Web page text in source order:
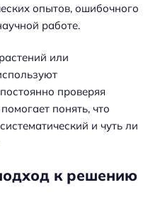
опытов, ошибочного
работе.
или
проверяя
понять, что
и чуть ли
к решению